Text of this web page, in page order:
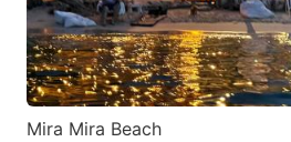
Mira Mira Beach